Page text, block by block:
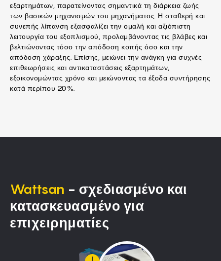
εξαρτημάτων, παρατείνοντας σημαντικά τη διάρκεια ζωής
των βασικών μηχανισμών του μηχανήματος. Η σταθερή και
συνεπής λίπανση εξασφαλίζει την ομαλή και αξιόπιστη
λειτουργία του εξοπλισμού, προλαμβάνοντας τις βλάβες και
βελτιώνοντας τόσο την απόδοση κοπής όσο και την
απόδοση χάραξης. Επίσης, μειώνει την ανάγκη για συχνές
επιθεωρήσεις και αντικαταστάσεις εξαρτημάτων,
εξοικονομώντας χρόνο και μειώνοντας τα έξοδα συντήρησης
κατά περίπου 20%.
Wattsan - σχεδιασμένο και
κατασκευασμένο για
επιχειρηματίες